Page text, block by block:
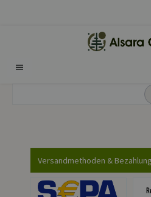
Versandmethoden & Bezahlung